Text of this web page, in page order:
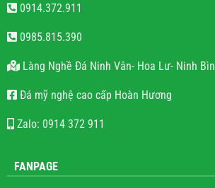
Đá Mỹ Nghệ Hoàn Hương
0914.372.911
0985.815.390
Làng Nghề Đá Ninh Vân- Hoa Lư- Ninh Bình
Đá mỹ nghệ cao cấp Hoàn Hương